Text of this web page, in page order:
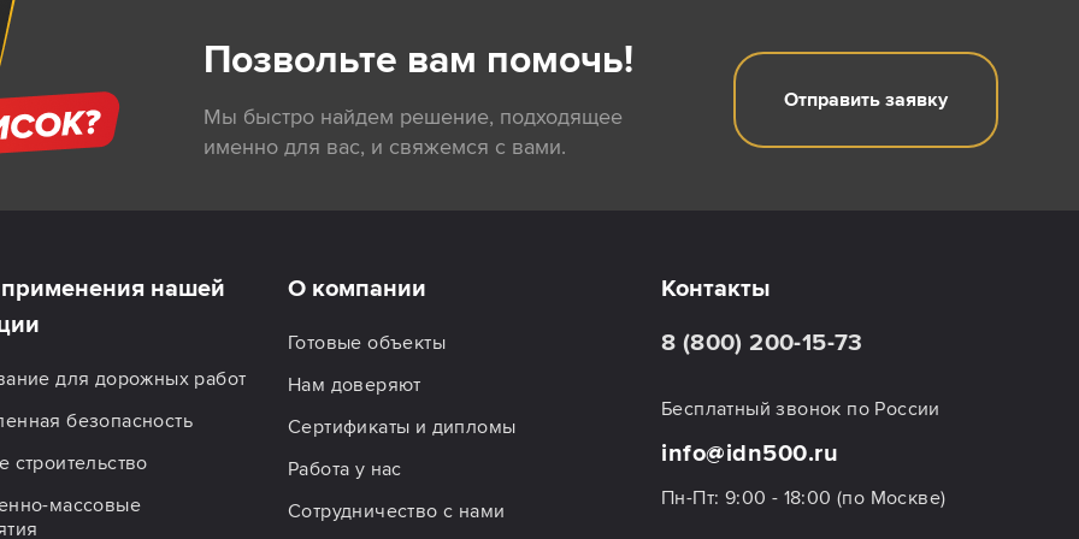
Позвольте вам помочь!
Мы быстро найдем решение, подходящее
именно для вас, и свяжемся с вами.
Отправить заявку
нашей
для дорожных работ
безопасность
строительство
массовые
О компании
Готовые объекты
Нам доверяют
Сертификаты и дипломы
Работа у нас
Сотрудничество с нами
Контакты
8 (800) 200-15-73
Бесплатный звонок по России
info@idn500.ru
Пн-Пт: 9:00 - 18:00 (по Москве)